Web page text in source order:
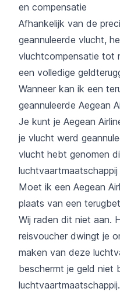
en compensatie
Afhankelijk van de
geannuleerde vlucht,
vluchtcompensatie tot
een volledige
Wanneer kan ik een
geannuleerde Aegean
Je kunt je Aegean
je vlucht werd
vlucht hebt genomen
Moet ik een Aegean
plaats van een
Wij raden dit niet aan.
reisvoucher dwingt je
maken van deze
beschermt je geld niet
luchtvaartmaatschappij.